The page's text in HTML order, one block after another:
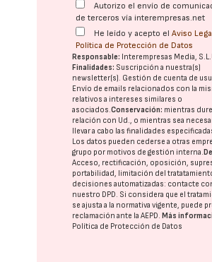
Autorizo el envío de
de terceros vía interempresas.net
He leído y acepto elAviso
Política de Protección de Datos
Responsable: Interempresas Media,
Finalidades: Suscripción a nuestra(s)
newsletter(s). Gestión de cuenta de
Envío de emails relacionados con la
relativos a intereses similares o
asociados.Conservación: mientras
relación con Ud., o mientras sea
llevar a cabo las finalidades
Los datos pueden cederse a otras
grupo por motivos de gestión interna.
Acceso, rectificación, oposición,
portabilidad, limitación del
decisiones automatizadas: contacte
nuestro DPD. Si considera que el
se ajusta a la normativa vigente, puede
reclamación ante laAEPD. Más
Política de Protección de Datos